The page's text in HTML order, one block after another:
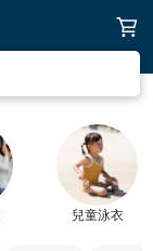
兒童泳衣